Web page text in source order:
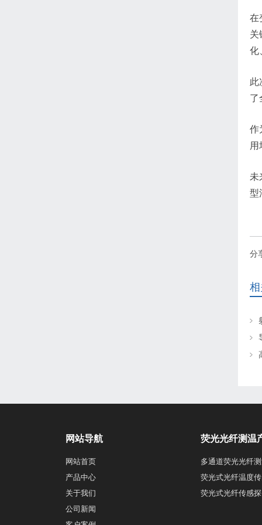
在
关
化
此
了
作
用
未
型
分
网站导航
网站首页
产品中心
关于我们
公司新闻
荧光光纤测温
多通道荧光光纤
荧光式光纤温度
荧光式光纤传感